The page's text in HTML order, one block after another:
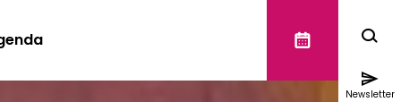
Newsletter